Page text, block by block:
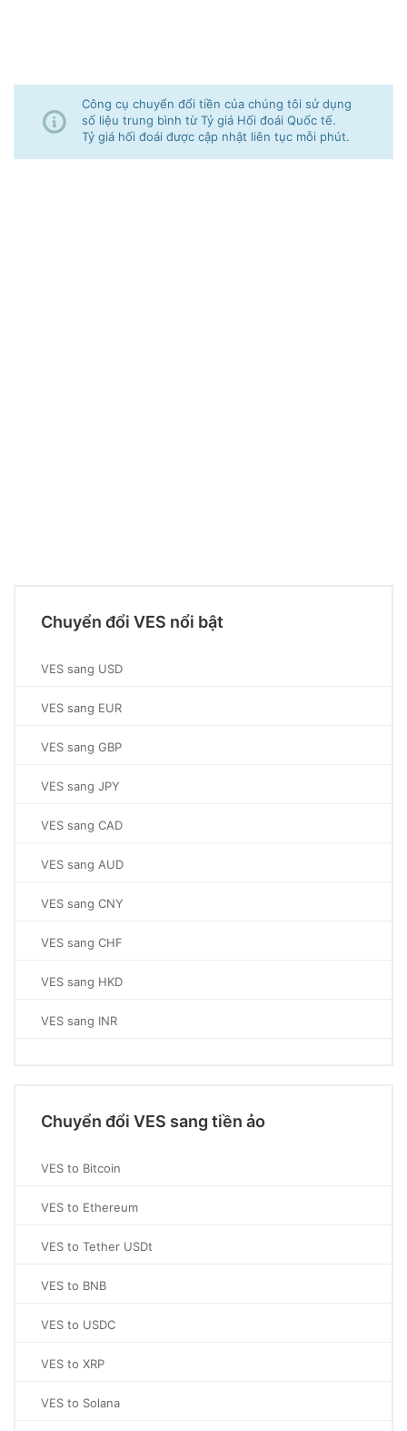
Công cụ chuyển đổi tiền của chúng tôi sử dụng
số liệu trung bình từ Tỷ giá Hối đoái Quốc tế.
Tỷ giá hối đoái được cập nhật liên tục mỗi phút.
Chuyển đổi VES nổi bật
VES sang USD
VES sang EUR
VES sang GBP
VES sang JPY
VES sang CAD
VES sang AUD
VES sang CNY
VES sang CHF
VES sang HKD
VES sang INR
Chuyển đổi VES sang tiền ảo
VES to Bitcoin
VES to Ethereum
VES to Tether USDt
VES to BNB
VES to USDC
VES to XRP
VES to Solana